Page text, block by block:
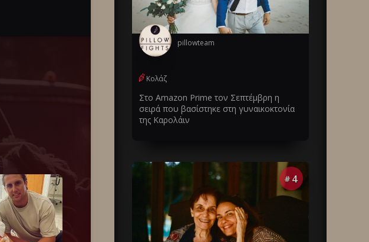
pillowteam
Κολάζ
Στο Amazon Prime τον Σεπτέμβρη η
σειρά που βασίστηκε στη γυναικοκτονία
της Καρολάιν
# 4